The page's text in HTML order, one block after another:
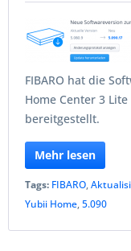
FIBARO hat die
Home Center 3
bereitgestellt.
Mehr lesen
Tags: FIBARO,
Yubii Home,5.090